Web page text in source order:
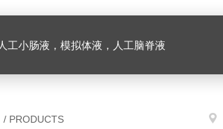
工小肠液，模拟体液，人工脑脊液
/ PRODUCTS